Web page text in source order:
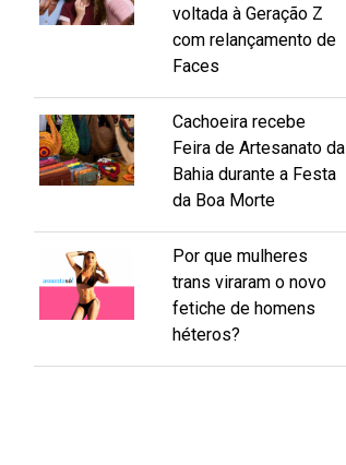
voltada à Geração Z
com relançamento de
Faces
Cachoeira recebe
Feira de Artesanato da
Bahia durante a Festa
da Boa Morte
Por que mulheres
trans viraram o novo
fetiche de homens
héteros?